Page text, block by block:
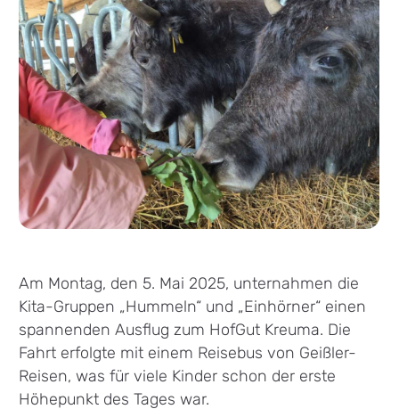
Am Montag, den 5. Mai 2025, unternahmen die
Kita-Gruppen „Hummeln“ und „Einhörner“ einen
spannenden Ausflug zum HofGut Kreuma. Die
Fahrt erfolgte mit einem Reisebus von Geißler-
Reisen, was für viele Kinder schon der erste
Höhepunkt des Tages war.